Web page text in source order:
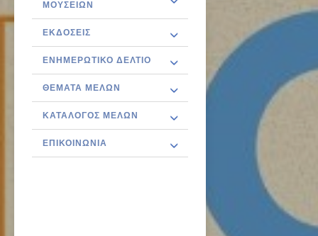
ΜΟΥΣΕΊΩΝ
ΕΚΔΌΣΕΙΣ
ΕΝΗΜΕΡΩΤΙΚΌ ΔΕΛΤΊΟ
ΘΈΜΑΤΑ ΜΕΛΏΝ
ΚΑΤΆΛΟΓΟΣ ΜΕΛΏΝ
ΕΠΙΚΟΙΝΩΝΊΑ